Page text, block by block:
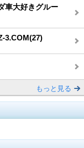
車大好きグルー
3.COM(27)
もっと見る